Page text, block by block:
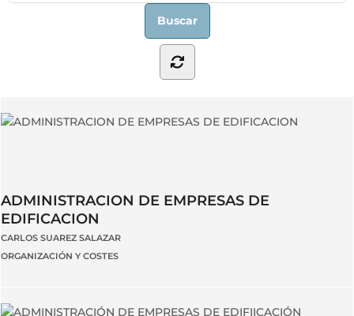
ADMINISTRACION DE EMPRESAS DE
EDIFICACION
CARLOS SUAREZ SALAZAR
ORGANIZACIÓN Y COSTES